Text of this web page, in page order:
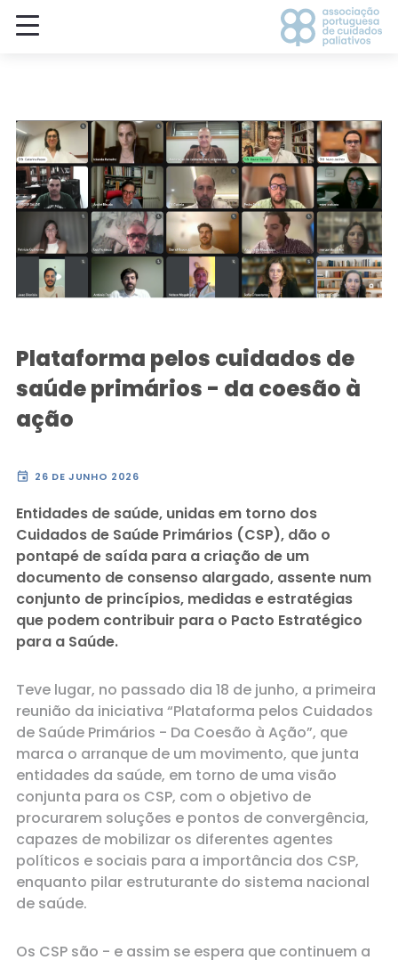
Plataforma pelos cuidados de
saúde primários - da coesão à
ação
event 26 DE JUNHO 2026
Entidades de saúde, unidas em torno dos
Cuidados de Saúde Primários (CSP), dão o
pontapé de saída para a criação de um
documento de consenso alargado, assente num
conjunto de princípios, medidas e estratégias
que podem contribuir para o Pacto Estratégico
para a Saúde.
Teve lugar, no passado dia 18 de junho, a primeira
reunião da iniciativa “Plataforma pelos Cuidados
de Saúde Primários - Da Coesão à Ação”, que
marca o arranque de um movimento, que junta
entidades da saúde, em torno de uma visão
conjunta para os CSP, com o objetivo de
procurarem soluções e pontos de convergência,
capazes de mobilizar os diferentes agentes
políticos e sociais para a importância dos CSP,
enquanto pilar estruturante do sistema nacional
de saúde.
Os CSP são - e assim se espera que continuem a